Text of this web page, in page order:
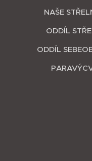
NAŠE
ODDÍL
ODDÍL